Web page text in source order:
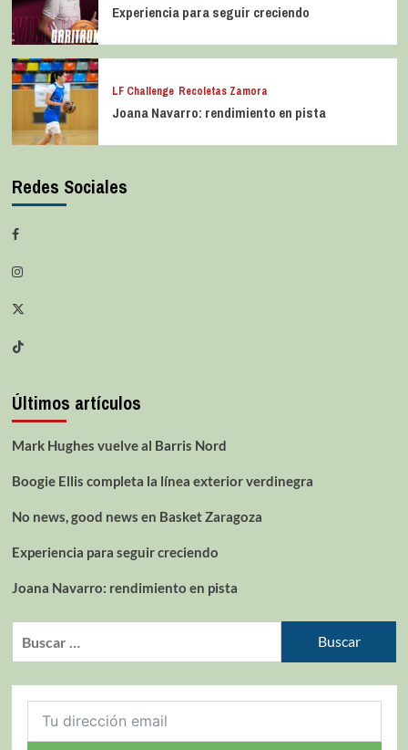
Experiencia para seguir creciendo
LF Challenge Recoletas Zamora
Joana Navarro: rendimiento en pista
Redes Sociales
Últimos artículos
Mark Hughes vuelve al Barris Nord
Boogie Ellis completa la línea exterior verdinegra
No news, good news en Basket Zaragoza
Experiencia para seguir creciendo
Joana Navarro: rendimiento en pista